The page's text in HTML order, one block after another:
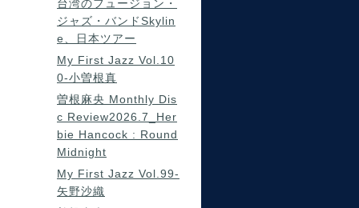
台湾のフュージョン・
ジャズ・バンドSkylin
e、日本ツアー
My First Jazz Vol.10
0-小曽根真
曽根麻央 Monthly Dis
c Review2026.7_Her
bie Hancock : Round
Midnight
My First Jazz Vol.99-
矢野沙織